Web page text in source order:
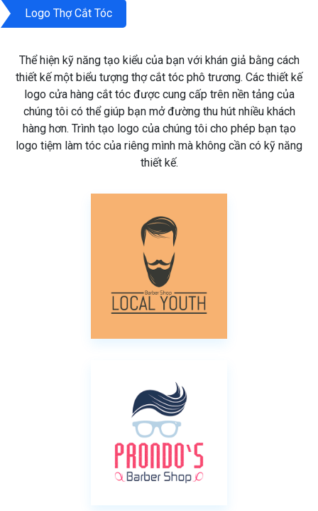
Logo Thợ Cắt Tóc
Thể hiện kỹ năng tạo kiểu của bạn với khán giả bằng cách
thiết kế một biểu tượng thợ cắt tóc phô trương. Các thiết kế
logo cửa hàng cắt tóc được cung cấp trên nền tảng của
chúng tôi có thể giúp bạn mở đường thu hút nhiều khách
hàng hơn. Trình tạo logo của chúng tôi cho phép bạn tạo
logo tiệm làm tóc của riêng mình mà không cần có kỹ năng
thiết kế.